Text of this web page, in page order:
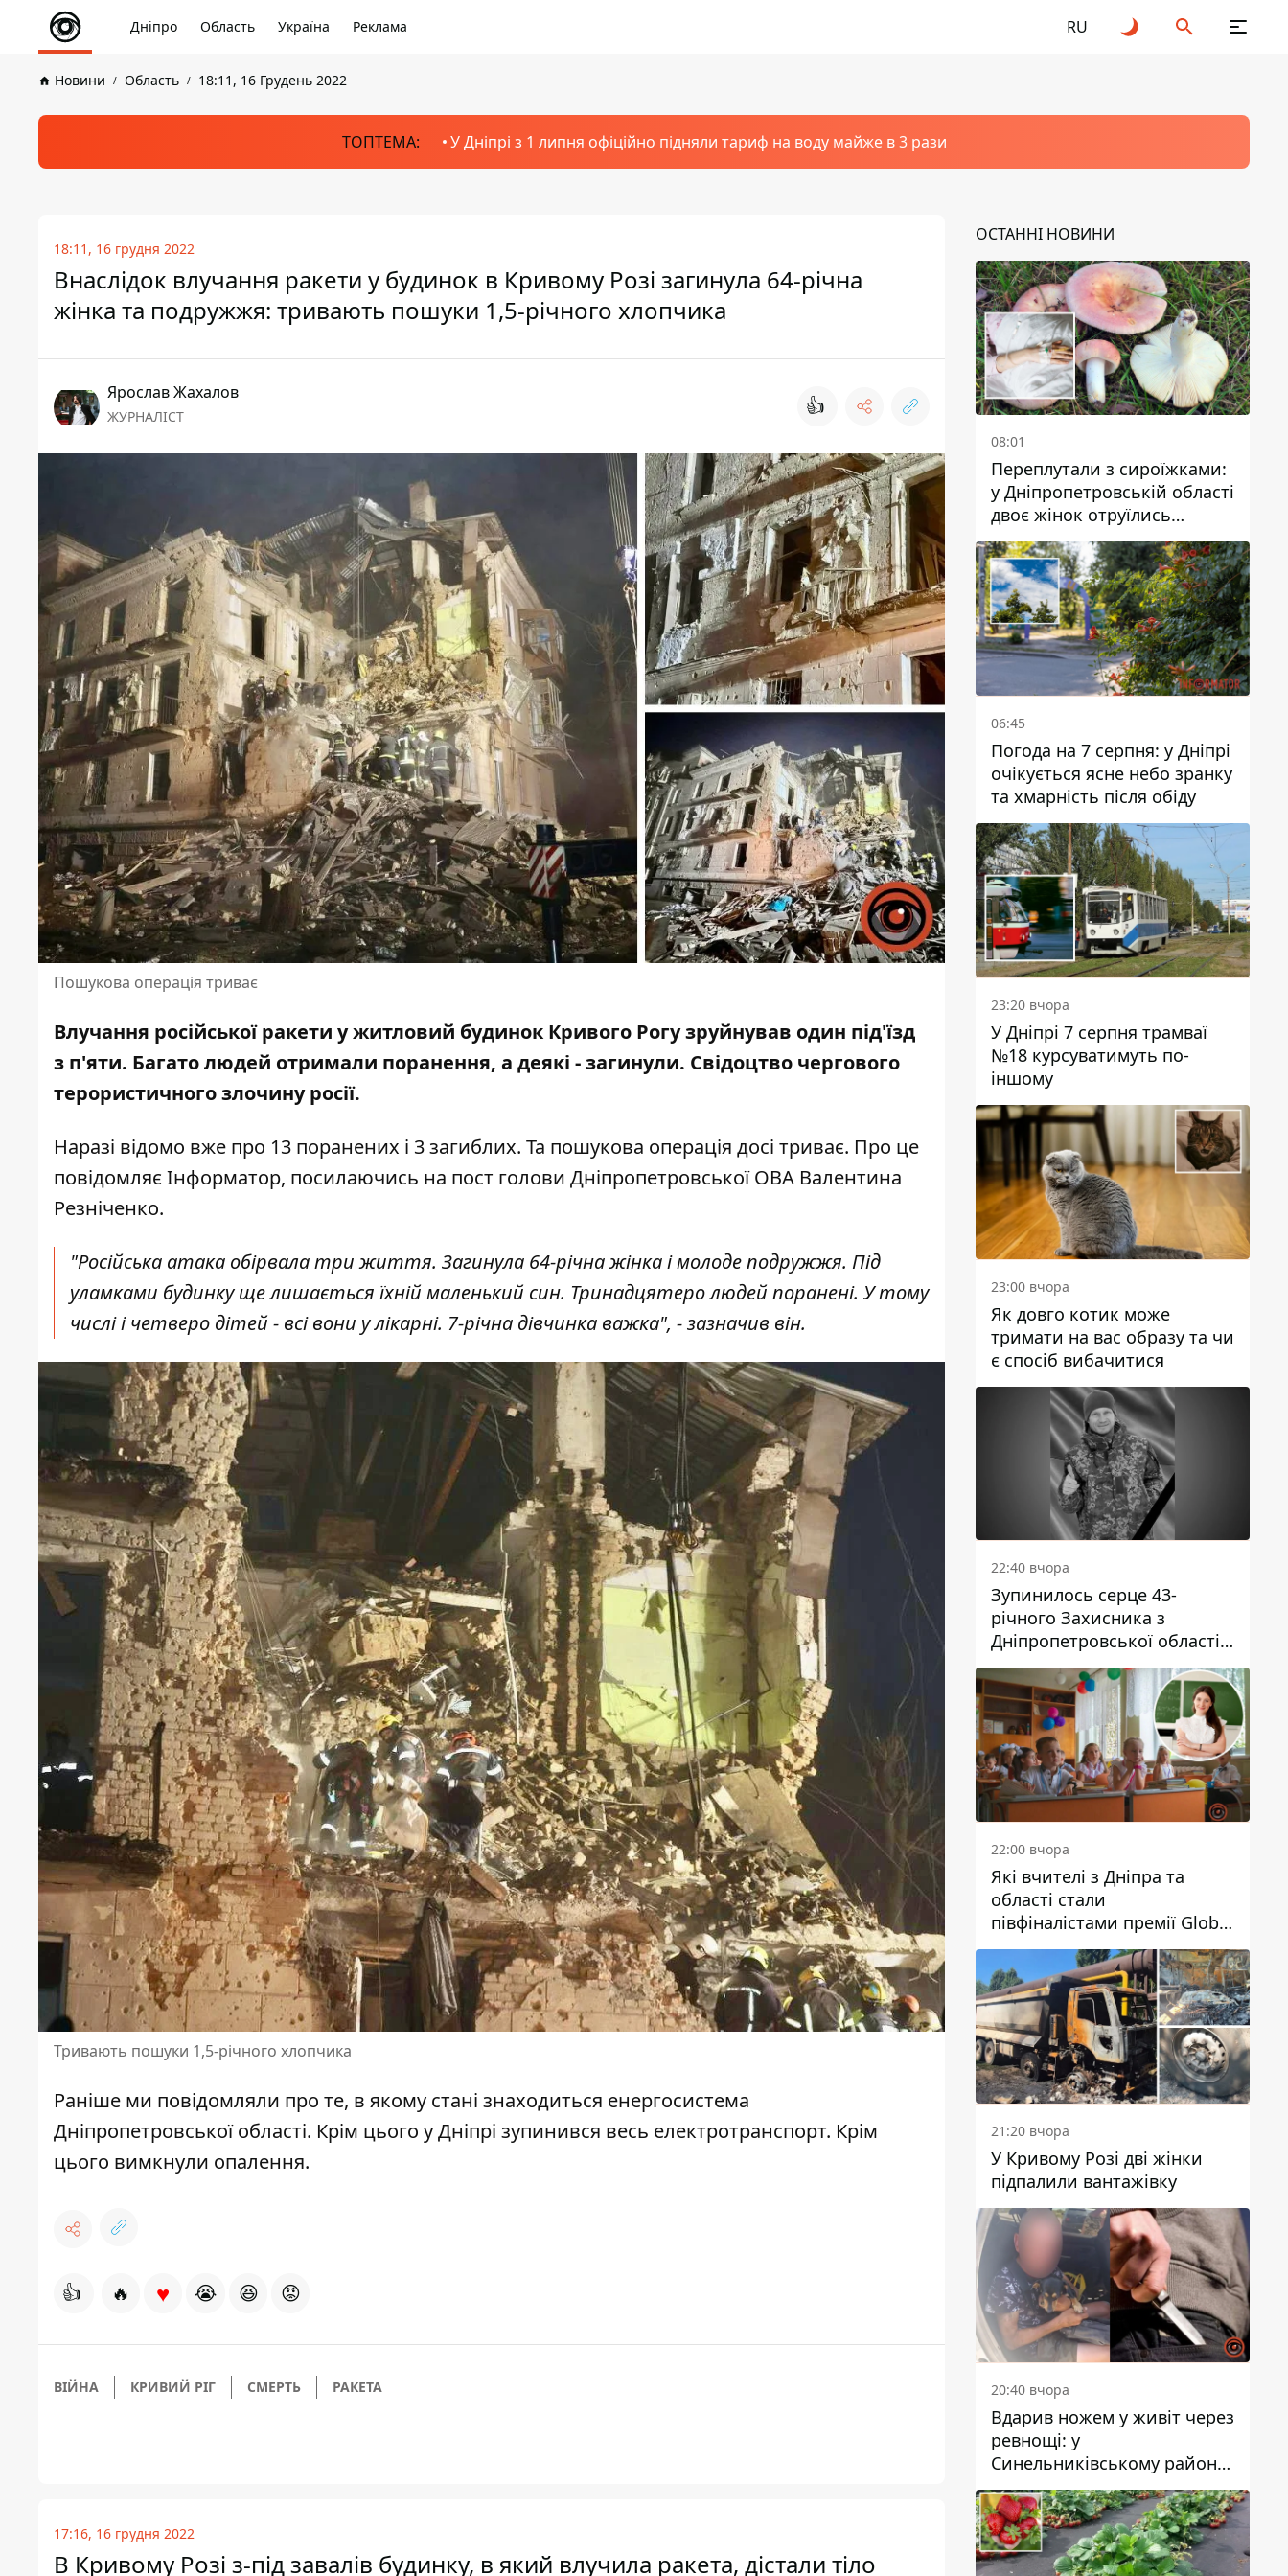
Дніпро Область Україна Реклама RU
Новини Область 18:11, 16 Грудень 2022
ТОПТЕМА: У Дніпрі з 1 липня офіційно підняли тариф на воду майже в 3 рази
18:11, 16 грудня 2022
Внаслідок влучання ракети у будинок в Кривому Розі загинула 64-річна
жінка та подружжя: тривають пошуки 1,5-річного хлопчика
Ярослав Жахалов
ЖУРНАЛІСТ 👍
Пошукова операція триває
Влучання російської ракети ужитловий будинок Кривого Рогузруйнував один під'їзд
з п'яти. Багато людей отримали поранення, а деякі - загинули. Свідоцтво чергового
терористичного злочину росії.
Наразі відомо вже про 13 поранених і 3 загиблих. Та пошукова операція досі триває. Про це
повідомляє Інформатор, посилаючись на пост голови Дніпропетровської ОВА Валентина
Резніченко.
"Російська атака обірвала три життя. Загинула 64-річна жінка і молоде подружжя. Під
уламками будинку ще лишається їхній маленький син. Тринадцятеро людей поранені. У тому
числі і четверо дітей - всі вони у лікарні. 7-річна дівчинка важка", - зазначив він.
Тривають пошуки 1,5-річного хлопчика
Раніше ми повідомляли про те, в якому стані знаходиться енергосистема
Дніпропетровської області. Крім цього у Дніпрі зупинився весь електротранспорт. Крім
цього вимкнули опалення.
👍 🔥 ♥ 😭 😆 😡
ВІЙНА КРИВИЙ РІГ СМЕРТЬ РАКЕТА
17:16, 16 грудня 2022
В Кривому Розі з-під завалів будинку, в який влучила ракета, дістали тіло
ОСТАННІ НОВИНИ
08:01
Переплутали з сироїжками:
у Дніпропетровській області
двоє жінок отруїлись
грибами
06:45
Погода на 7 серпня: у Дніпрі
очікується ясне небо зранку
та хмарність після обіду
23:20 вчора
У Дніпрі 7 серпня трамваї
№18 курсуватимуть по-
іншому
23:00 вчора
Як довго котик може
тримати на вас образу та чи
є спосіб вибачитися
22:40 вчора
Зупинилось серце 43-
річного Захисника з
Дніпропетровської області
Євгена Зінченка
22:00 вчора
Які вчителі з Дніпра та
області стали
півфіналістами премії Global
Teacher Prize Ukraine 2026
21:20 вчора
У Кривому Розі дві жінки
підпалили вантажівку
20:40 вчора
Вдарив ножем у живіт через
ревнощі: у
Синельниківському районі
затримали 49-річного
чоловіка за вбивство